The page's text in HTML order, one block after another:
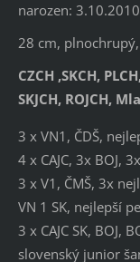
narozen: 3.10.2010
28 cm,
CZCH ,SKCH,
SKJCH, ROJCH,
3 x VN1, ČDŠ,
4 x CAJC, 3x BOJ,
3 x V1, ČMŠ, 3x
VN 1 SK, nejlepší
3 x CAJC SK, BOJ,
slovenský junior